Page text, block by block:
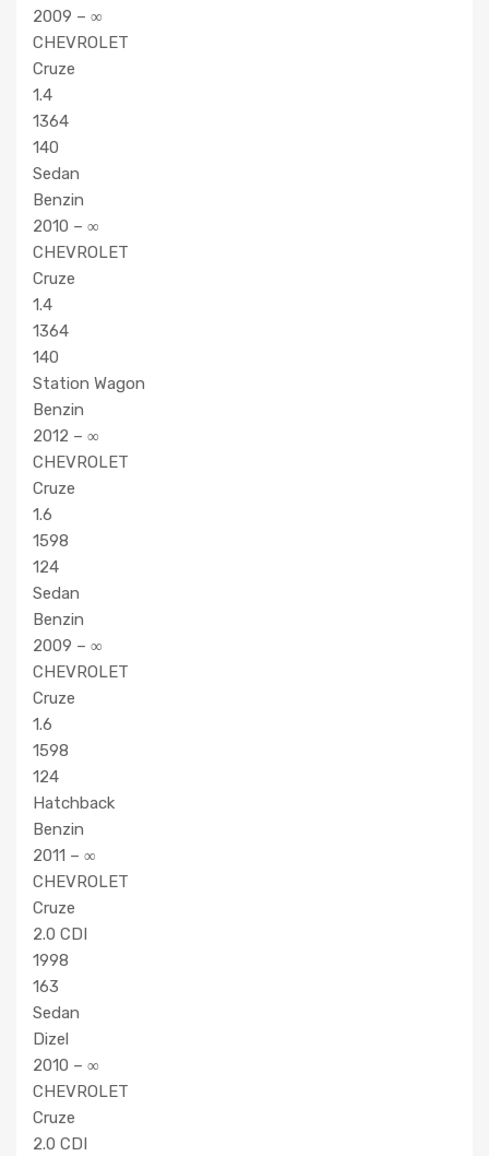
2009 – ∞
CHEVROLET
Cruze
1.4
1364
140
Sedan
Benzin
2010 – ∞
CHEVROLET
Cruze
1.4
1364
140
Station Wagon
Benzin
2012 – ∞
CHEVROLET
Cruze
1.6
1598
124
Sedan
Benzin
2009 – ∞
CHEVROLET
Cruze
1.6
1598
124
Hatchback
Benzin
2011 – ∞
CHEVROLET
Cruze
2.0 CDI
1998
163
Sedan
Dizel
2010 – ∞
CHEVROLET
Cruze
2.0 CDI